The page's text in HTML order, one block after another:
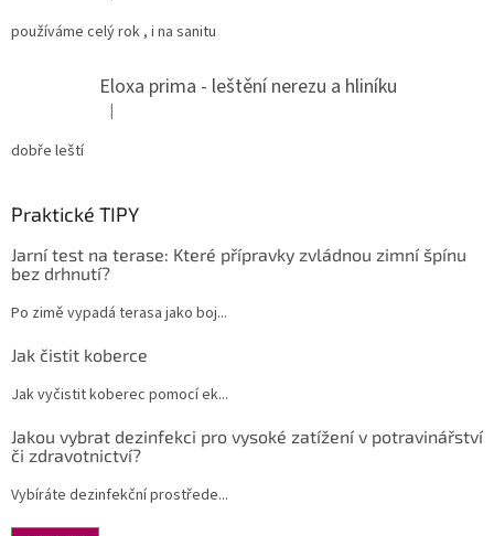
používáme celý rok , i na sanitu
Eloxa prima - leštění nerezu a hliníku
Hodnocení produktu je 5 z 5 hvězdiček.
|
dobře leští
Praktické TIPY
Jarní test na terase: Které přípravky zvládnou zimní špínu
bez drhnutí?
Po zimě vypadá terasa jako boj...
Jak čistit koberce
Jak vyčistit koberec pomocí ek...
Jakou vybrat dezinfekci pro vysoké zatížení v potravinářství
či zdravotnictví?
Vybíráte dezinfekční prostřede...